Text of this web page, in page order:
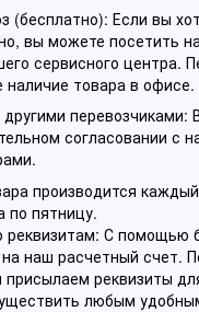
(бесплатно): Если вы
вы можете посетить
сервисного центра.
наличие товара в офисе.
перевозчиками:
согласовании с
производится
по пятницу.
реквизитам: С помощью
наш расчетный счет.
присылаем реквизиты
любым